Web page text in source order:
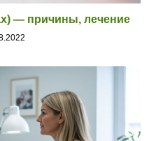
— причины, лечение